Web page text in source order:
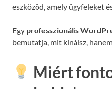
eszközöd, amely ügyfeleket
Egy professzionális
bemutatja, mit kínálsz, hanem
Miért